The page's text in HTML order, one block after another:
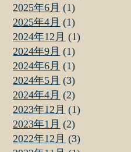
2025年6月 (1)
2025年4月 (1)
2024年12月 (1)
2024年9月 (1)
2024年6月 (1)
2024年5月 (3)
2024年4月 (2)
2023年12月 (1)
2023年1月 (2)
2022年12月 (3)